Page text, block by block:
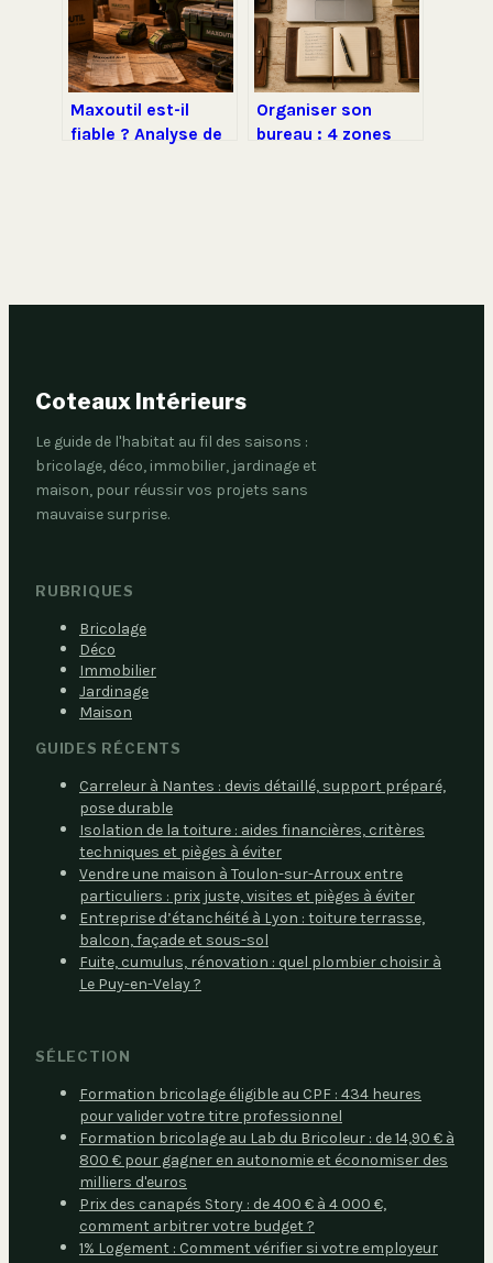
Maxoutil est-il
fiable ? Analyse de
Organiser son
bureau : 4 zones
Coteaux Intérieurs
Le guide de l'habitat au fil des saisons :
bricolage, déco, immobilier, jardinage et
maison, pour réussir vos projets sans
mauvaise surprise.
RUBRIQUES
Bricolage
Déco
Immobilier
Jardinage
Maison
GUIDES RÉCENTS
Carreleur à Nantes : devis détaillé, support préparé,
pose durable
Isolation de la toiture : aides financières, critères
techniques et pièges à éviter
Vendre une maison à Toulon-sur-Arroux entre
particuliers : prix juste, visites et pièges à éviter
Entreprise d’étanchéité à Lyon : toiture terrasse,
balcon, façade et sous-sol
Fuite, cumulus, rénovation : quel plombier choisir à
Le Puy-en-Velay ?
SÉLECTION
Formation bricolage éligible au CPF : 434 heures
pour valider votre titre professionnel
Formation bricolage au Lab du Bricoleur : de 14,90 € à
800 € pour gagner en autonomie et économiser des
milliers d'euros
Prix des canapés Story : de 400 € à 4 000 €,
comment arbitrer votre budget ?
1% Logement : Comment vérifier si votre employeur